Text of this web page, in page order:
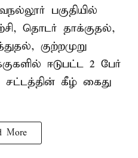
பகுதியில்
தொடர் தாக்குதல்,
குற்றமுறு
ஈடுபட்ட 2 பேர்
சட்டத்தின் கீழ் கைது
More